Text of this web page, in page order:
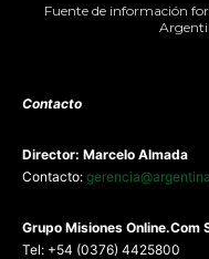
Fuente de información
Contacto
Director: Marcelo Almada
Contacto:
Grupo Misiones Online.Com
Tel: +54 (0376) 4425800